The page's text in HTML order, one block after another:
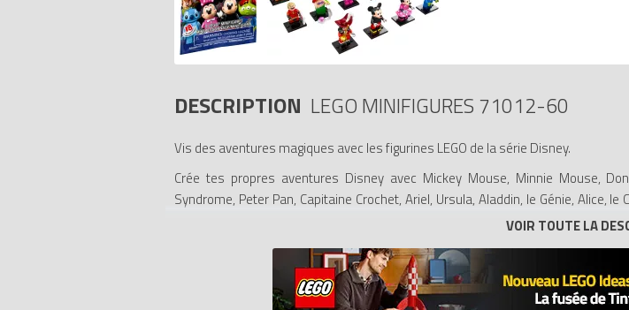
DESCRIPTION LEGO MINIFIGURES 71012-60
Vis des aventures magiques avec les figurines LEGO de la série Disney.
Crée tes propres aventures Disney avec Mickey Mouse, Minnie Mouse,
Syndrome, Peter Pan, Capitaine Crochet, Ariel, Ursula, Aladdin, le Génie, Alice,
vendue avec sa plaque d'exposition et un livret de collectionneur. Quel
- Chaque figurine est vendue avec sa plaque d'exposition et un livret de
- Certaines figurines de la série Disney sont vendues avec des accessoires.